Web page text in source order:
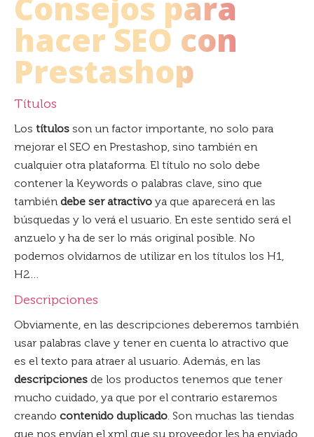
Consejos para
hacer SEO con
Prestashop
Títulos
Los títulos son un factor importante, no solo para
mejorar el SEO en Prestashop, sino también en
cualquier otra plataforma. El título no solo debe
contener la Keywords o palabras clave, sino que
también debe ser atractivo ya que aparecerá en las
búsquedas y lo verá el usuario. En este sentido será el
anzuelo y ha de ser lo más original posible. No
podemos olvidarnos de utilizar en los títulos los H1,
H2…
Descripciones
Obviamente, en las descripciones deberemos también
usar palabras clave y tener en cuenta lo atractivo que
es el texto para atraer al usuario. Además, en las
descripciones de los productos tenemos que tener
mucho cuidado, ya que por el contrario estaremos
creando contenido duplicado. Son muchas las tiendas
que nos envían el xml que su proveedor les ha enviado